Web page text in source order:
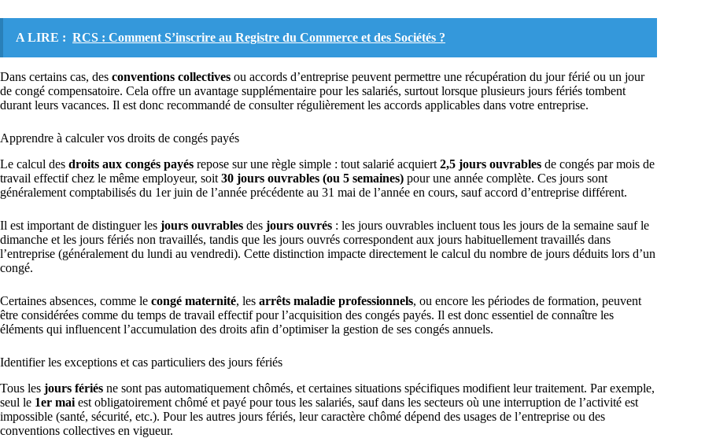
A LIRE : RCS : Comment S’inscrire au Registre du Commerce et des Sociétés ?
Dans certains cas, des conventions collectives ou accords d’entreprise peuvent permettre une récupération du jour férié ou un jour
de congé compensatoire. Cela offre un avantage supplémentaire pour les salariés, surtout lorsque plusieurs jours fériés tombent
durant leurs vacances. Il est donc recommandé de consulter régulièrement les accords applicables dans votre entreprise.
Apprendre à calculer vos droits de congés payés
Le calcul des droits aux congés payés repose sur une règle simple : tout salarié acquiert 2,5 jours ouvrables de congés par mois de
travail effectif chez le même employeur, soit 30 jours ouvrables (ou 5 semaines) pour une année complète. Ces jours sont
généralement comptabilisés du 1er juin de l’année précédente au 31 mai de l’année en cours, sauf accord d’entreprise différent.
Il est important de distinguer les jours ouvrables des jours ouvrés : les jours ouvrables incluent tous les jours de la semaine sauf le
dimanche et les jours fériés non travaillés, tandis que les jours ouvrés correspondent aux jours habituellement travaillés dans
l’entreprise (généralement du lundi au vendredi). Cette distinction impacte directement le calcul du nombre de jours déduits lors d’un
congé.
Certaines absences, comme le congé maternité, les arrêts maladie professionnels, ou encore les périodes de formation, peuvent
être considérées comme du temps de travail effectif pour l’acquisition des congés payés. Il est donc essentiel de connaître les
éléments qui influencent l’accumulation des droits afin d’optimiser la gestion de ses congés annuels.
Identifier les exceptions et cas particuliers des jours fériés
Tous les jours fériés ne sont pas automatiquement chômés, et certaines situations spécifiques modifient leur traitement. Par exemple,
seul le 1er mai est obligatoirement chômé et payé pour tous les salariés, sauf dans les secteurs où une interruption de l’activité est
impossible (santé, sécurité, etc.). Pour les autres jours fériés, leur caractère chômé dépend des usages de l’entreprise ou des
conventions collectives en vigueur.